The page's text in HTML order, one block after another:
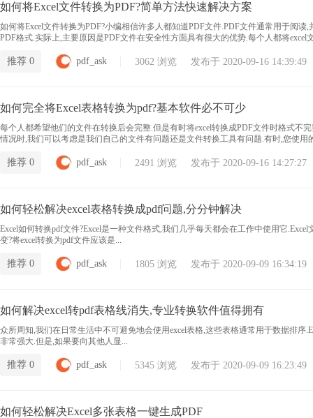
如何将Excel文件转换为PDF?简单方法快速解决方案
如何将Excel文件转换为PDF?小编相信许多人都知道PDF文件.PDF文件通常用于阅
PDF格式.实际上,主要原因是PDF文件在安全性方面具有很大的优势.每个人都将
推荐 0 pdf_ask 3062 浏览 发布于 2020-09-16 14:39:49
如何完全将Excel表格转换为pdf?基本软件必不可少
每个人都希望他们的文件在转换后会完整.但是有时将excel转换成PDF文件时格式不
情况时,我们可以考虑是我们自己的文件有问题还是文件转换工具有问题.有时,您使
推荐 0 pdf_ask 2491 浏览 发布于 2020-09-16 14:27:27
如何轻松解决excel表格转换成pdf问题,分分钟解决
Excel如何转换pdf文件?Excel是一种文件格式,我们几乎每天都会在工作中使用它
变?将excel转换为pdf文件应该是...
推荐 0 pdf_ask 1805 浏览 发布于 2020-09-09 16:34:19
如何解决excel转pdf表格线消失,专业转换软件值得拥有
众所周知,我们在日常生活中不可避免地会使用excel表格,这些表格通常用于数据排
非常强大.但是,如果要向其他人显...
推荐 0 pdf_ask 5345 浏览 发布于 2020-09-09 16:23:49
如何轻松解决Excel多张表格一键生成PDF